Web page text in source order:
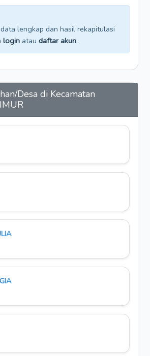
lengkap dan hasil rekapitulasi
login atau daftar akun.
Desa di Kecamatan